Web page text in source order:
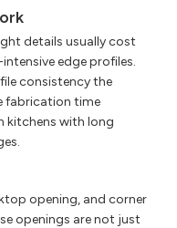
details usually cost
edge profiles.
consistency the
fabrication time
kitchens with long
opening, and corner
openings are not just